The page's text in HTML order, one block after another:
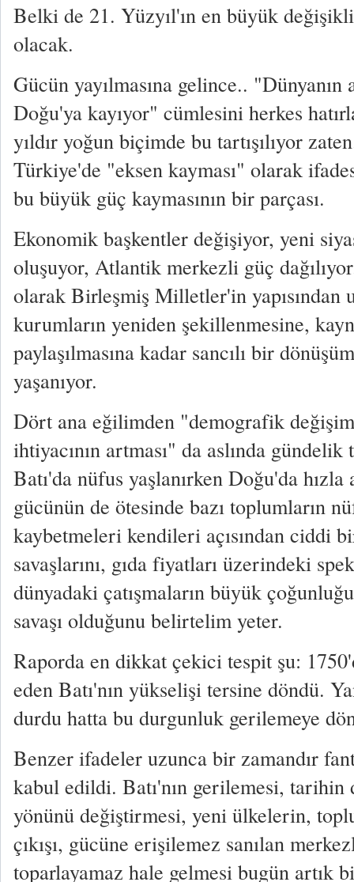
Belki de 21. Yüzyıl'ın en büyük
olacak.
Gücün yayılmasına gelince.. "Dünyanın
Doğu'ya kayıyor" cümlesini herkes
yıldır yoğun biçimde bu tartışılıyor
Türkiye'de "eksen kayması" olarak
bu büyük güç kaymasının bir parçası.
Ekonomik başkentler değişiyor, yeni
oluşuyor, Atlantik merkezli güç
olarak Birleşmiş Milletler'in yapısından
kurumların yeniden şekillenmesine,
paylaşılmasına kadar sancılı bir
yaşanıyor.
Dört ana eğilimden "demografik
ihtiyacının artması" da aslında gündelik
Batı'da nüfus yaşlanırken Doğu'da hızla
gücünün de ötesinde bazı toplumların
kaybetmeleri kendileri açısından ciddi
savaşlarını, gıda fiyatları üzerindeki
dünyadaki çatışmaların büyük
savaşı olduğunu belirtelim yeter.
Raporda en dikkat çekici tespit şu:
eden Batı'nın yükselişi tersine döndü.
durdu hatta bu durgunluk gerilemeye
Benzer ifadeler uzunca bir zamandır
kabul edildi. Batı'nın gerilemesi, tarihin
yönünü değiştirmesi, yeni ülkelerin,
çıkışı, gücüne erişilemez sanılan
toparlayamaz hale gelmesi bugün artık